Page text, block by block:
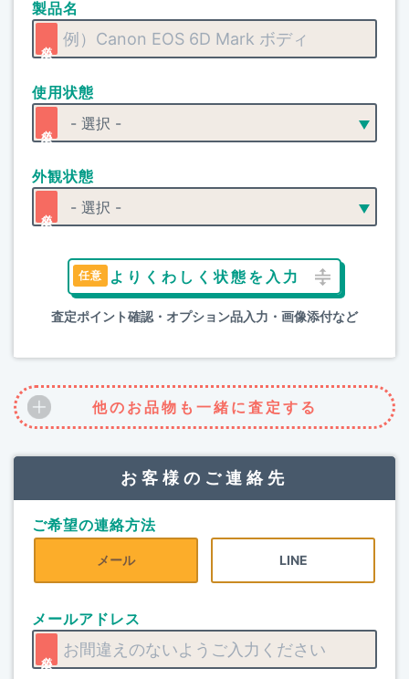
製品名
使用状態
外観状態
よりくわしく状態を入力
査定ポイント確認・オプション品入力・画像添付など
他のお品物も一緒に査定する
お客様のご連絡先
ご希望の連絡方法
メール LINE
メールアドレス